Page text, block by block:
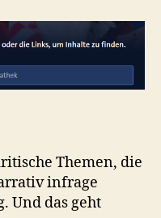
Themen, die
infrage
Und das geht